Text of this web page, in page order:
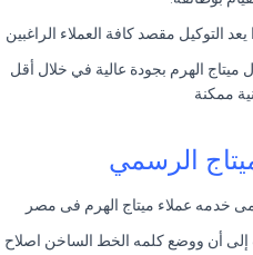
الهرم بجودة عالية في خلال أقل
ممكنة
الرسمي
خدمه عملاء ميتاج الهرم فى مصر
أن ووضع كلمه الخط الساخن اصلاح